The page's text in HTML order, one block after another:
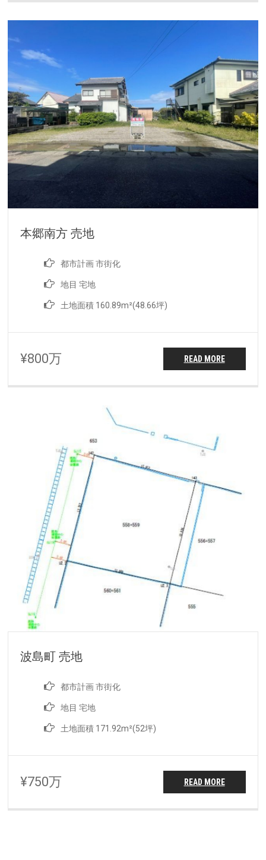
本郷南方 売地
都市計画 市街化
地目 宅地
土地面積 160.89m²(48.66坪)
¥800万 READ MORE
波島町 売地
都市計画 市街化
地目 宅地
土地面積 171.92m²(52坪)
¥750万 READ MORE